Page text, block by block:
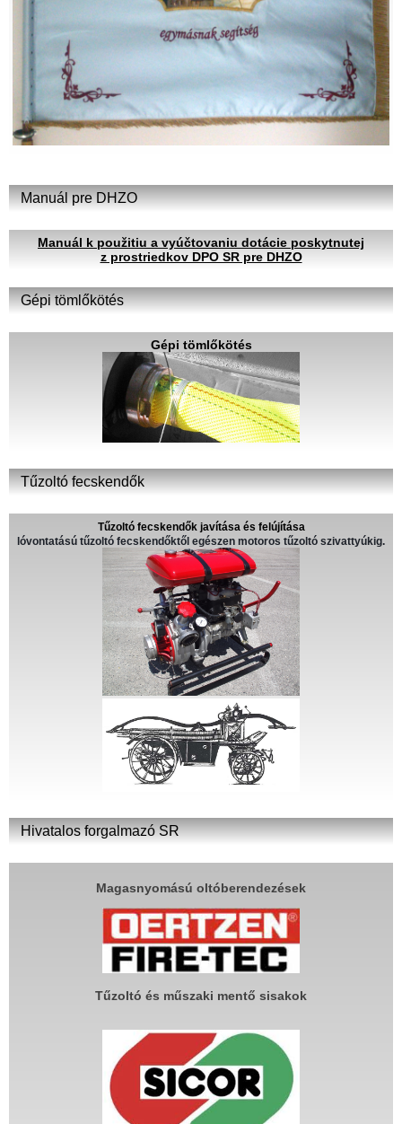
Manuál pre DHZO
Manuál k použitiu a vyúčtovaniu dotácie poskytnutej
z prostriedkov DPO SR pre DHZO
Gépi tömlőkötés
Gépi tömlőkötés
Tűzoltó fecskendők
Tűzoltó fecskendők javítása és felújítása
lóvontatású tűzoltó fecskendőktől egészen motoros tűzoltó szivattyúkig.
Hivatalos forgalmazó SR
Magasnyomású oltóberendezések
Tűzoltó és műszaki mentő sisakok